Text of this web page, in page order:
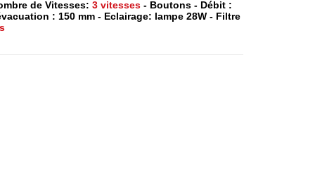
de Vitesses: 3 vitesses- Boutons - Débit :
: 150 mm - Eclairage: lampe 28W - Filtre